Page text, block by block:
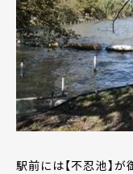
駅前には【不忍池】が